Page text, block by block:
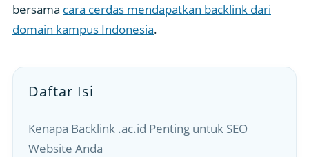
bersama cara cerdas mendapatkan backlink dari
domain kampus Indonesia.
Daftar Isi
Kenapa Backlink .ac.id Penting untuk SEO
Website Anda